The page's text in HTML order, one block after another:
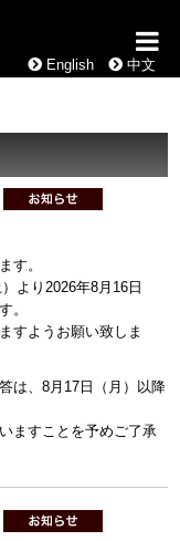
English 中文
す。
より2026年8月16日
。
すようお願い致しま
は、8月17日（月）以降
ますことを予めご了承